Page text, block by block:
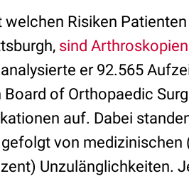
welchen Risiken
sind
er 92.565
of Orthopaedic
auf. Dabei
von medizinischen
Unzulänglichkeiten.